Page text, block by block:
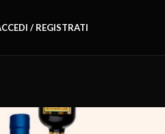
/ REGISTRATI